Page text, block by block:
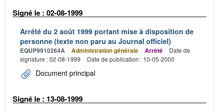
Signé le : 02-08-1999
Arrêté du 2 août 1999 portant mise à disposition de
personne (texte non paru au Journal officiel)
EQUP9910264A Administration générale Arrêté
Date de
signature : 02-08-1999
Date de publication : 10-05-2000
Document principal
Signé le : 13-08-1999